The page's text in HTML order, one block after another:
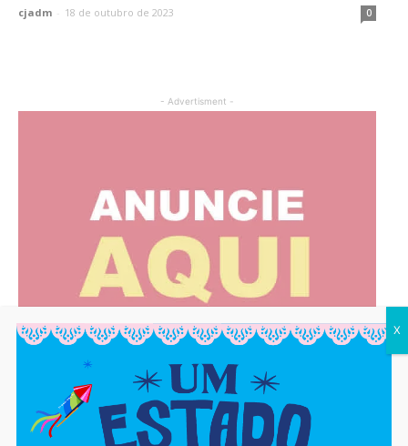
cjadm 18 de outubro de 2023 0
- Advertisment -
MOST READ
X